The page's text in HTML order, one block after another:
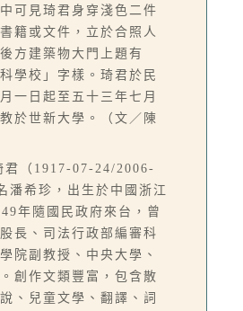
可見琦君身穿淺色二件
籍或文件，立於合照人
方建築物大門上題有
學校」字樣。琦君於民
一日起至五十三年七月
於世新大學。（文／陳
君（1917-07-24/2006-
潘希珍，出生於中國浙江
年隨國民政府來台，曾
長、司法行政部編審科
院副教授、中央大學、
創作文類豐富，包含散
、兒童文學、翻譯、詞